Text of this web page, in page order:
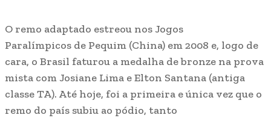
O remo adaptado estreou nos Jogos
Paralímpicos de Pequim (China) em 2008 e, logo de
cara, o Brasil faturou a medalha de bronze na prova
mista com Josiane Lima e Elton Santana (antiga
classe TA). Até hoje, foi a primeira e única vez que o
remo do país subiu ao pódio, tanto